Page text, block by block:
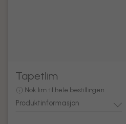
Tapetlim
Nok lim til hele bestillingen
Produktinformasjon